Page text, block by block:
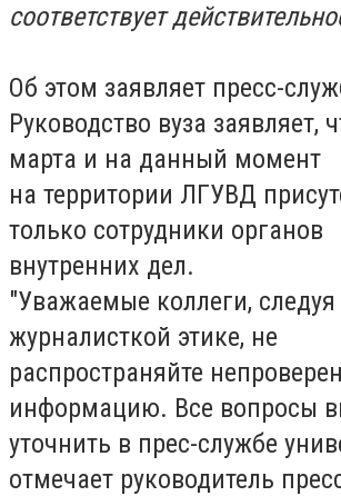
соответствует
Об этом заявляет пресс-
Руководство вуза заявляет,
марта и на данный момент
на территории ЛГУВД
только сотрудники органов
внутренних дел.
"Уважаемые коллеги, следуя
журналисткой этике, не
распространяйте
информацию. Все вопросы
уточнить в прес-службе
отмечает руководитель